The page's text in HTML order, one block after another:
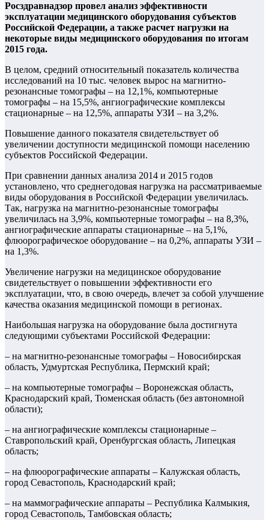
Росздравнадзор провел анализ эффективности
эксплуатации медицинского оборудования cубъектов
Российской Федерации, а также расчет нагрузки на
некоторые виды медицинского оборудования по итогам
2015 года.
В целом, средний относительный показатель количества
исследований на 10 тыс. человек вырос на магнитно-
резонансные томографы – на 12,1%, компьютерные
томографы – на 15,5%, ангиографические комплексы
стационарные – на 12,5%, аппараты УЗИ – на 3,2%.
Повышение данного показателя свидетельствует об
увеличении доступности медицинской помощи населению
субъектов Российской Федерации.
При сравнении данных анализа 2014 и 2015 годов
установлено, что среднегодовая нагрузка на рассматриваемые
виды оборудования в Российской Федерации увеличилась.
Так, нагрузка на магнитно-резонансные томографы
увеличилась на 3,9%, компьютерные томографы – на 8,3%,
ангиографические аппараты стационарные – на 5,1%,
флюорографическое оборудование – на 0,2%, аппараты УЗИ –
на 1,3%.
Увеличение нагрузки на медицинское оборудование
свидетельствует о повышении эффективности его
эксплуатации, что, в свою очередь, влечет за собой улучшение
качества оказания медицинской помощи в регионах.
Наибольшая нагрузка на оборудование была достигнута
следующими субъектами Российской Федерации:
– на магнитно-резонансные томографы – Новосибирская
область, Удмуртская Республика, Пермский край;
– на компьютерные томографы – Воронежская область,
Краснодарский край, Тюменская область (без автономной
области);
– на ангиографические комплексы стационарные –
Ставропольский край, Оренбургская область, Липецкая
область;
– на флюорографические аппараты – Калужская область,
город Севастополь, Краснодарский край;
– на маммографические аппараты – Республика Калмыкия,
город Севастополь, Тамбовская область;